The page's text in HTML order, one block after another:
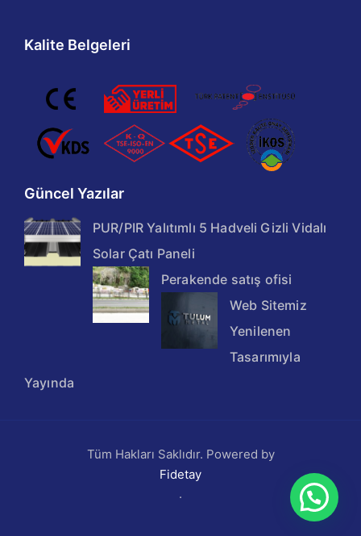
Kalite Belgeleri
Güncel Yazılar
PUR/PIR Yalıtımlı 5 Hadveli Gizli Vidalı
Solar Çatı Paneli
Perakende satış ofisi
Web Sitemiz
Yenilenen
Tasarımıyla
Yayında
Tüm Hakları Saklıdır. Powered by
Fidetay
.